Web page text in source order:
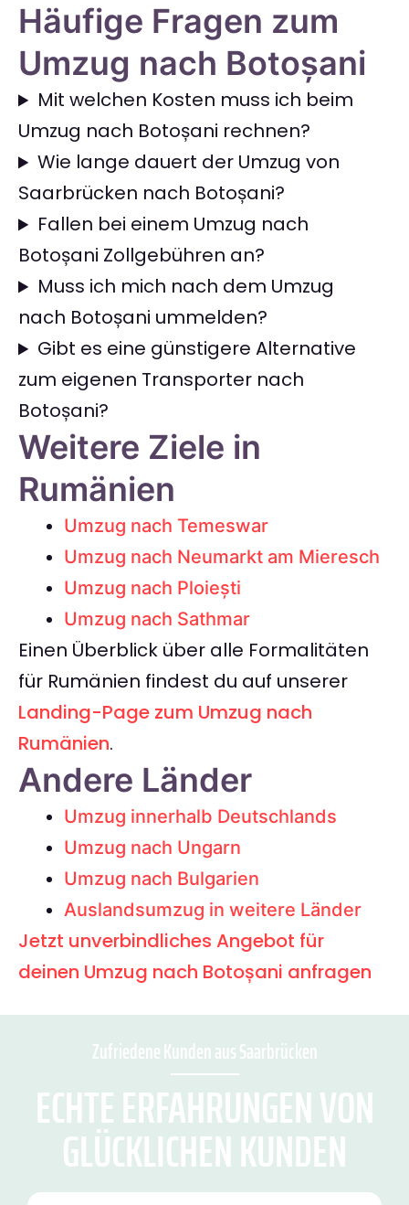
Häufige Fragen zum
Umzug nach Botoșani
Mit welchen Kosten muss ich beim
Umzug nach Botoșani rechnen?
Wie lange dauert der Umzug von
Saarbrücken nach Botoșani?
Fallen bei einem Umzug nach
Botoșani Zollgebühren an?
Muss ich mich nach dem Umzug
nach Botoșani ummelden?
Gibt es eine günstigere Alternative
zum eigenen Transporter nach
Botoșani?
Weitere Ziele in
Rumänien
Umzug nach Temeswar
Umzug nach Neumarkt am Mieresch
Umzug nach Ploiești
Umzug nach Sathmar
Einen Überblick über alle Formalitäten
für Rumänien findest du auf unserer
Landing-Page zum Umzug nach
Rumänien.
Andere Länder
Umzug innerhalb Deutschlands
Umzug nach Ungarn
Umzug nach Bulgarien
Auslandsumzug in weitere Länder
Jetzt unverbindliches Angebot für
deinen Umzug nach Botoșani anfragen
Zufriedene Kunden aus Saarbrücken
ECHTE ERFAHRUNGEN VON
GLÜCKLICHEN KUNDEN